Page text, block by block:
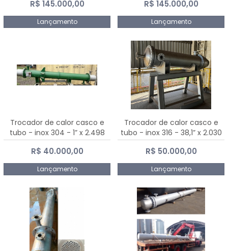
R$ 145.000,00
Lançamento
R$ 145.000,00
Lançamento
Trocador de calor casco e
tubo - inox 304 - 1” x 2.498
mm
R$ 40.000,00
Lançamento
Trocador de calor casco e
tubo - inox 316 - 38,1” x 2.030
mm
R$ 50.000,00
Lançamento